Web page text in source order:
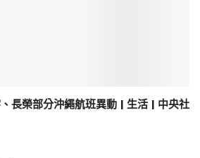
長榮部分沖繩航班異動 | 生活 | 中央社